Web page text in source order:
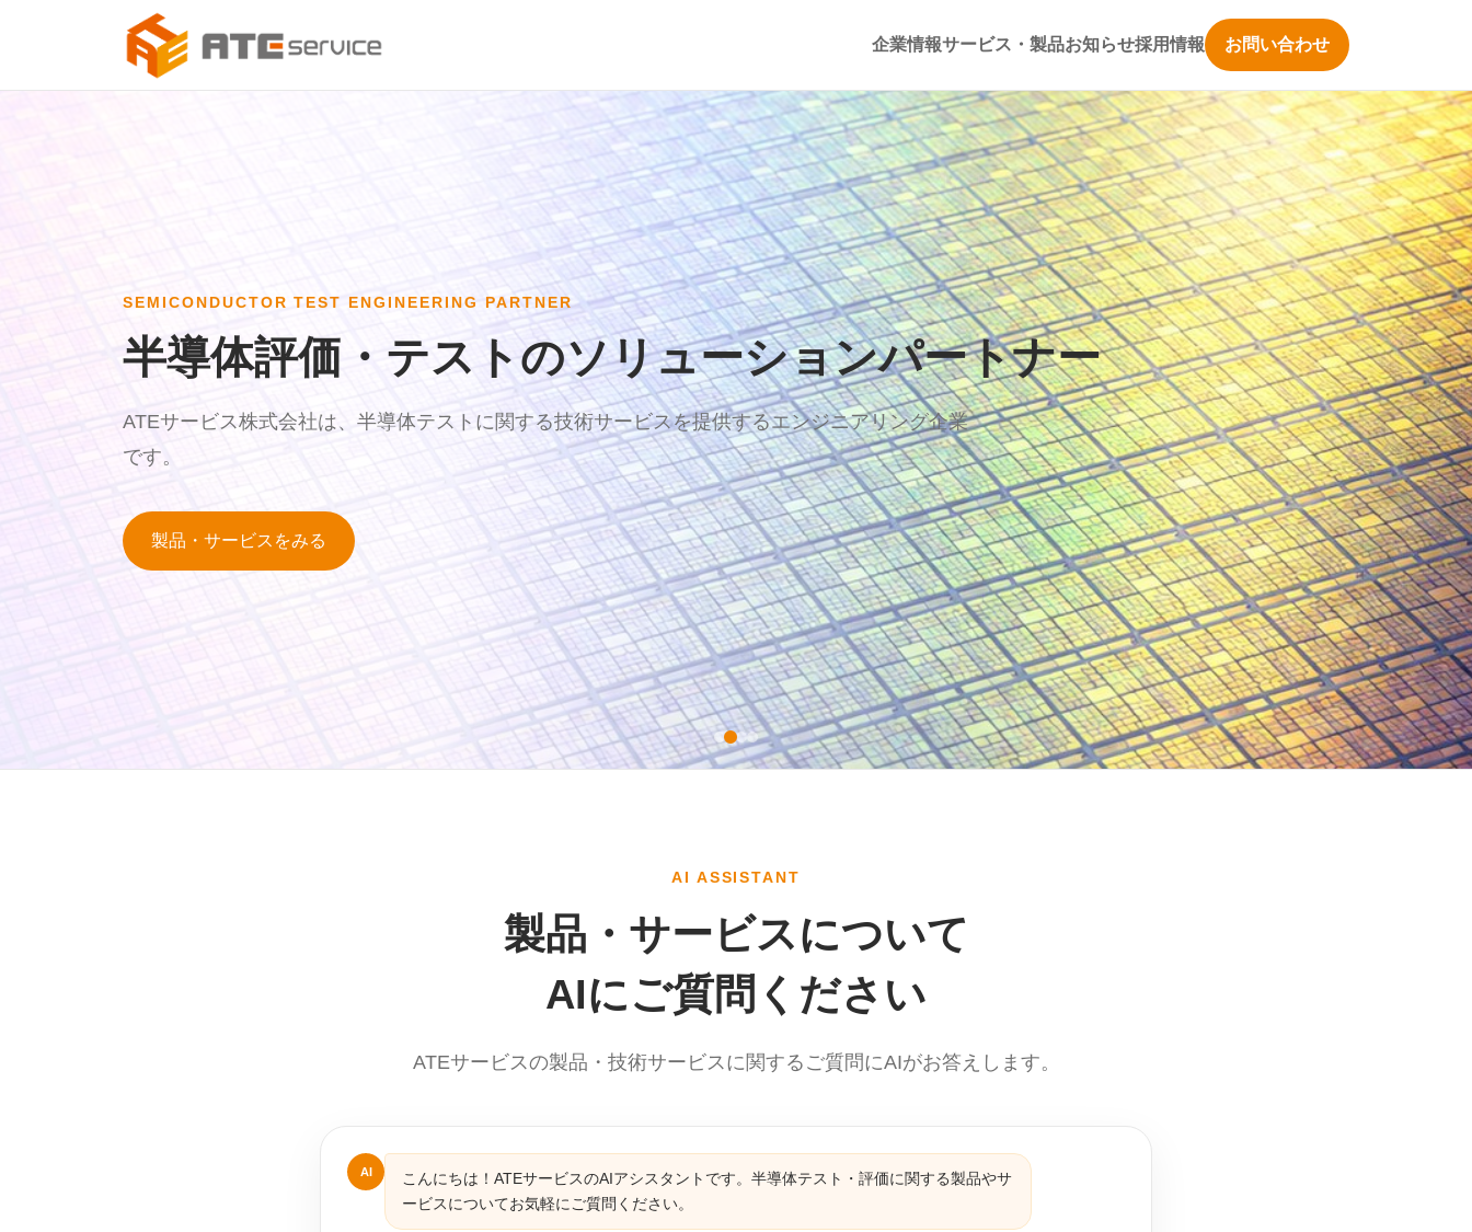
企業情報サービス・製品お知らせ採用情報 お問い合わせ
SEMICONDUCTOR TEST ENGINEERING PARTNER
半導体評価・テストのソリューションパートナー
ATEサービス株式会社は、半導体テストに関する技術サービスを提供するエンジニアリング企業
です。
製品・サービスをみる
AI ASSISTANT
製品・サービスについて
AIにご質問ください
ATEサービスの製品・技術サービスに関するご質問にAIがお答えします。
AI
こんにちは！ATEサービスのAIアシスタントです。半導体テスト・評価に関する製品やサ
ービスについてお気軽にご質問ください。